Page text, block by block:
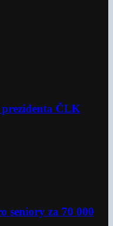
ČLK
seniory za 70 000